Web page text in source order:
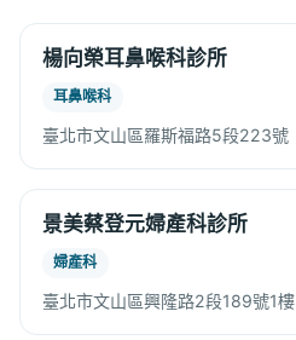
楊向榮耳鼻喉科診所
耳鼻喉科
臺北市文山區羅斯福路5段223號
景美蔡登元婦產科診所
婦產科
臺北市文山區興隆路2段189號1樓